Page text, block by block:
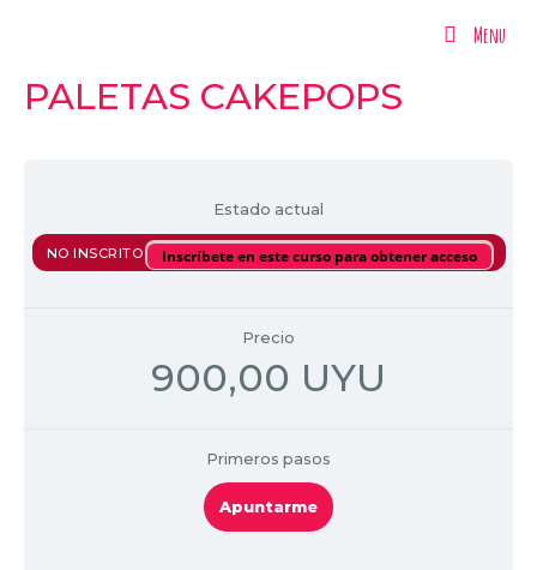
Menu
Menu
PALETAS CAKEPOPS
Estado actual
NO INSCRITO Inscríbete en este curso para obtener acceso
Precio
900,00 UYU
Primeros pasos
Apuntarme